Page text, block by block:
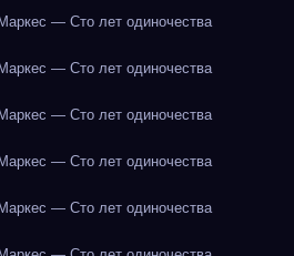
— Сто лет одиночества
— Сто лет одиночества
— Сто лет одиночества
— Сто лет одиночества
— Сто лет одиночества